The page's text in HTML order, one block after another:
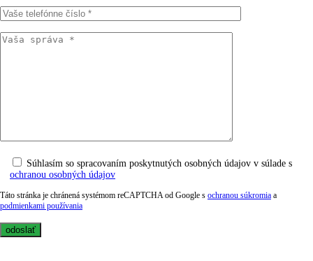
Súhlasím so spracovaním poskytnutých osobných údajov v súlade s
ochranou osobných údajov
Táto stránka je chránená systémom reCAPTCHA od Google s ochranou súkromia a
podmienkami používania